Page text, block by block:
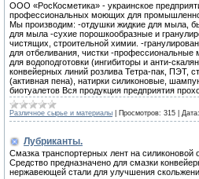
ООО «РосКосметика» - украинское
профессиональных моющих для
Мы производим: -отдушки жидкие для мыла,
для мыла -сухие порошкообразные и
чистящих, строительной химии. -
для отбеливания, чистки -
для водоподготовки (ингибиторы и анти-
конвейерных линий розлива Тетра-пак, ПЭТ,
(активная пена), натирки силиконовые,
биотуалетов Вся продукция предприятия
Различное сырье и материалы Просмотров: 315 Дата:
Лубриканты.
Смазка транспортерных лент на силиконовой
Средство предназначено для смазки
нержавеющей стали для улучшения